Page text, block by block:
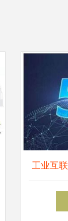
工业互
联网应